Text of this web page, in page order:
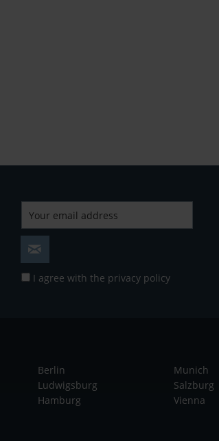
I agree with the privacy policy
Berlin
Ludwigsburg
Hamburg
Munich
Salzburg
Vienna